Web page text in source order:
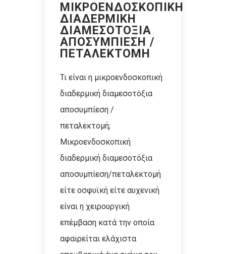
ΜΙΚΡΟΕΝΔΟΣΚΟΠΙΚΗ
ΔΙΑΔΕΡΜΙΚΗ
ΔΙΑΜΕΣΟΤΟΞΙΑ
ΑΠΟΣΥΜΠΙΕΣΗ /
ΠΕΤΑΛΕΚΤΟΜΗ
Τι είναι η μικροενδοσκοπική
διαδερμική διαμεσοτόξια
αποσυμπίεση /
πεταλεκτομή;
Μικροενδοσκοπική
διαδερμική διαμεσοτόξια
αποσυμπίεση/πεταλεκτομή
είτε οσφυϊκή είτε αυχενική
είναι η χειρουργική
επέμβαση κατά την οποία
αφαιρείται ελάχιστα